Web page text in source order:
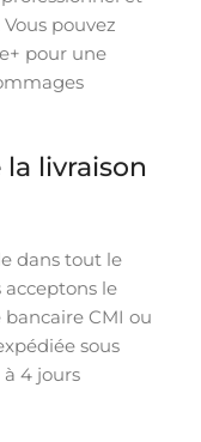
pouvez
pour une
livraison
dans tout le
acceptons le
CMI ou
sous
4 jours